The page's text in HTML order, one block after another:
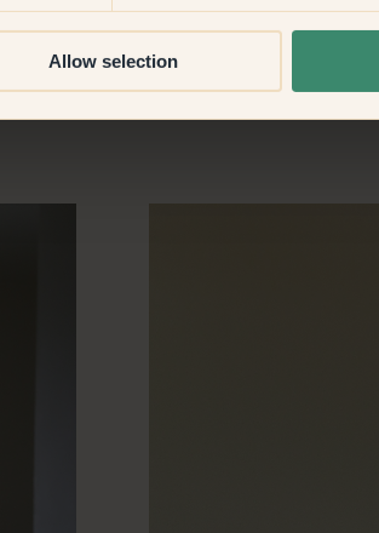
Allow selection